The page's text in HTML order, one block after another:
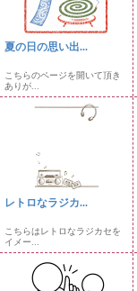
夏の日の思い出...
こちらのページを開いて頂き
ありが...
レトロなラジカ...
こちらはレトロなラジカセを
イメー...